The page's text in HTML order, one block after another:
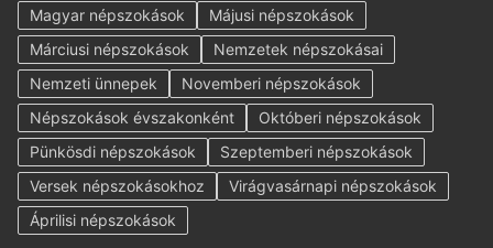
Magyar népszokások
Májusi népszokások
Márciusi népszokások
Nemzetek népszokásai
Nemzeti ünnepek
Novemberi népszokások
Népszokások évszakonként
Októberi népszokások
Pünkösdi népszokások
Szeptemberi népszokások
Versek népszokásokhoz
Virágvasárnapi népszokások
Áprilisi népszokások